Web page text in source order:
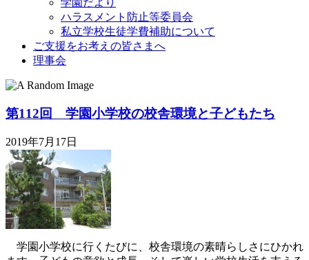
学園だより
ハラスメント防止等委員会
私立学校生徒学費補助について
ご支援をお考えの皆さまへ
理事会
第112回 学園小学校の校舎環境と子どもたち
2019年7月17日
学園小学校に行くたびに、校舎環境の素晴らしさにひかれ